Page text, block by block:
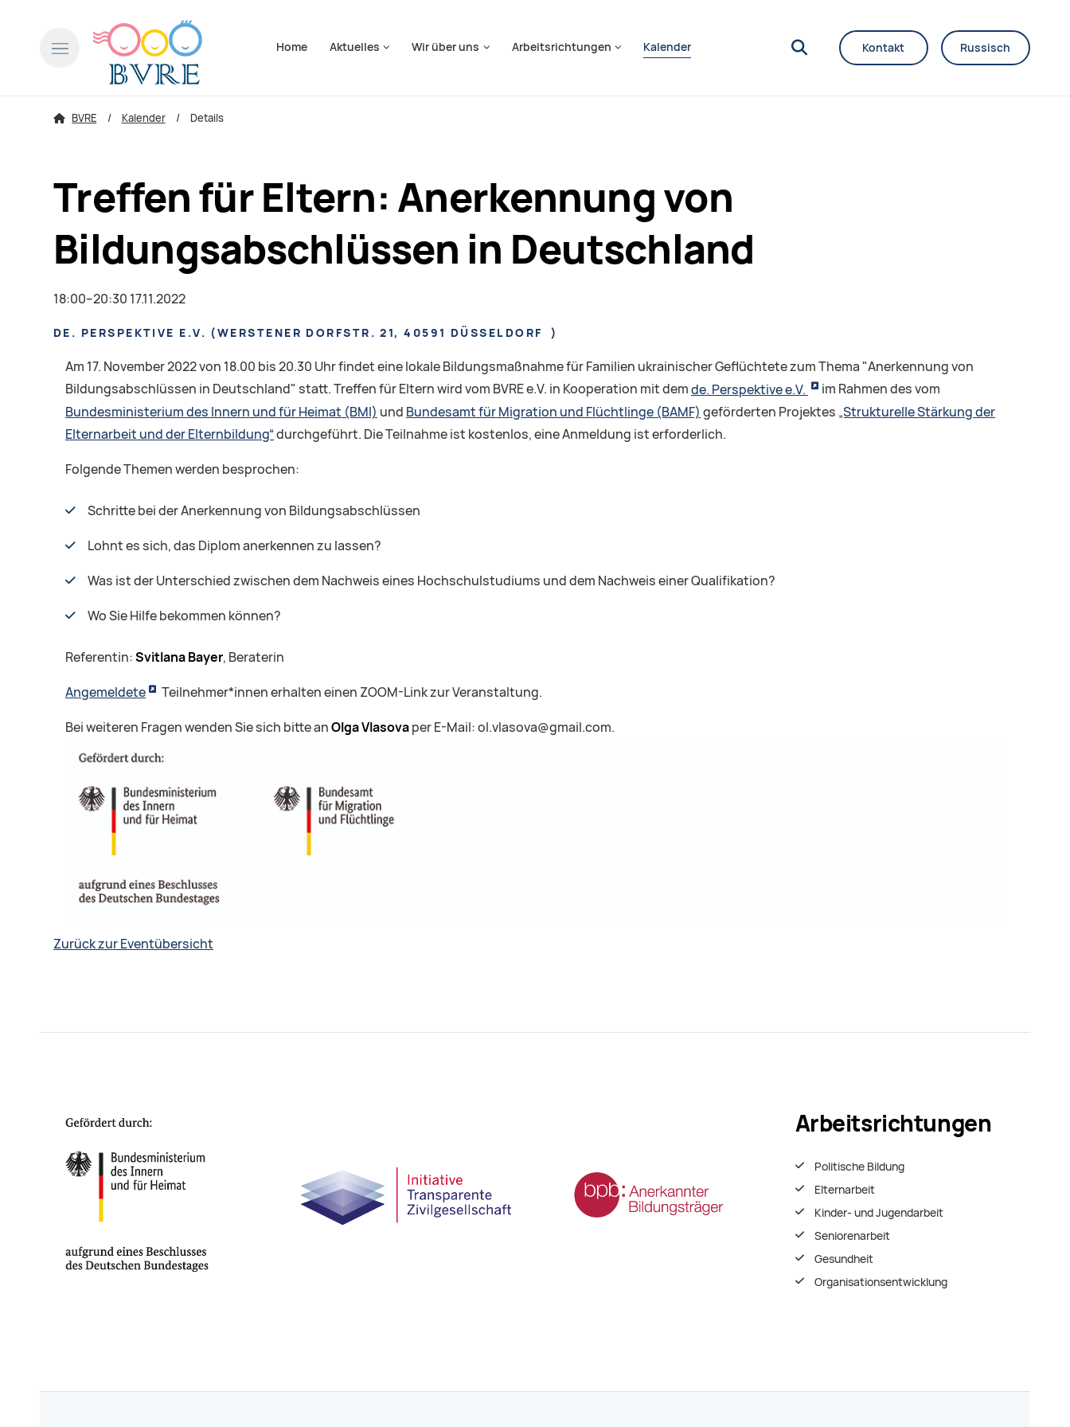
Home
Aktuelles Wir über uns Arbeitsrichtungen Kalender Kontakt Russisch
BVRE Kalender Details
Treffen für Eltern: Anerkennung von
Bildungsabschlüssen in Deutschland
18:00–20:30 17.11.2022
DE. PERSPEKTIVE E.V. (WERSTENER DORFSTR. 21, 40591 DÜSSELDORF)
Am 17. November 2022 von 18.00 bis 20.30 Uhr findet eine lokale Bildungsmaßnahme für Familien ukrainischer Geflüchtete zum Thema "Anerkennung von
Bildungsabschlüssen in Deutschland" statt. Treffen für Eltern wird vom BVRE e.V. in Kooperation mit demde. Perspektive e.V.
im Rahmen des vom
Bundesministerium des Innern und für Heimat (BMI) und Bundesamt für Migration und Flüchtlinge (BAMF) geförderten Projektes „Strukturelle Stärkung der
Elternarbeit und der Elternbildung“durchgeführt. Die Teilnahme ist kostenlos, eine Anmeldung ist erforderlich.
Folgende Themen werden besprochen:
Schritte bei der Anerkennung von Bildungsabschlüssen
Lohnt es sich, das Diplom anerkennen zu lassen?
Was ist der Unterschied zwischen dem Nachweis eines Hochschulstudiums und dem Nachweis einer Qualifikation?
Wo Sie Hilfe bekommen können?
Referentin:Svitlana Bayer, Beraterin
Angemeldete Teilnehmer*innen erhalten einen ZOOM-Link zur Veranstaltung.
Bei weiteren Fragen wenden Sie sich bitte anOlga Vlasovaper E-Mail: ol.vlasova@gmail.com.
Zurück zur Eventübersicht
Arbeitsrichtungen
Politische Bildung
Elternarbeit
Kinder- und Jugendarbeit
Seniorenarbeit
Gesundheit
Organisationsentwiсklung